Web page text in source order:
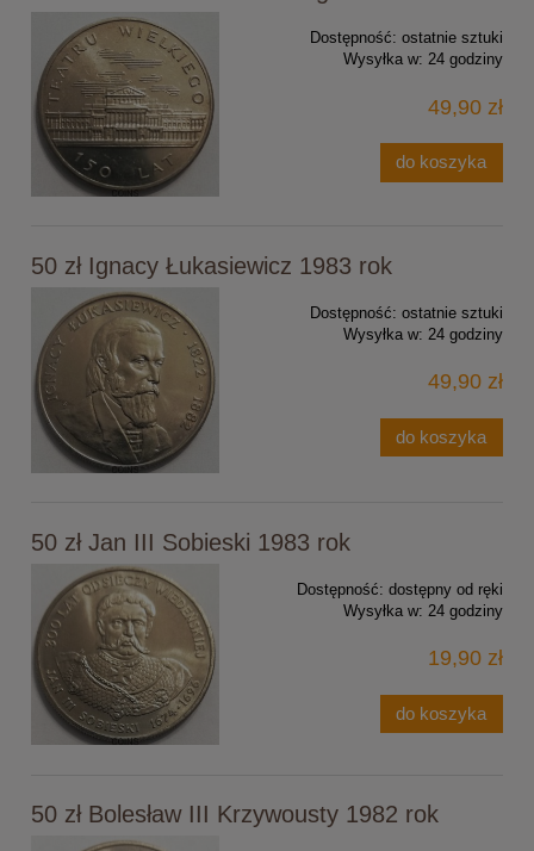
Dostępność: ostatnie sztuki
Wysyłka w: 24 godziny
49,90 zł
do koszyka
50 zł Ignacy Łukasiewicz 1983 rok
Dostępność: ostatnie sztuki
Wysyłka w: 24 godziny
49,90 zł
do koszyka
50 zł Jan III Sobieski 1983 rok
Dostępność: dostępny od ręki
Wysyłka w: 24 godziny
19,90 zł
do koszyka
50 zł Bolesław III Krzywousty 1982 rok